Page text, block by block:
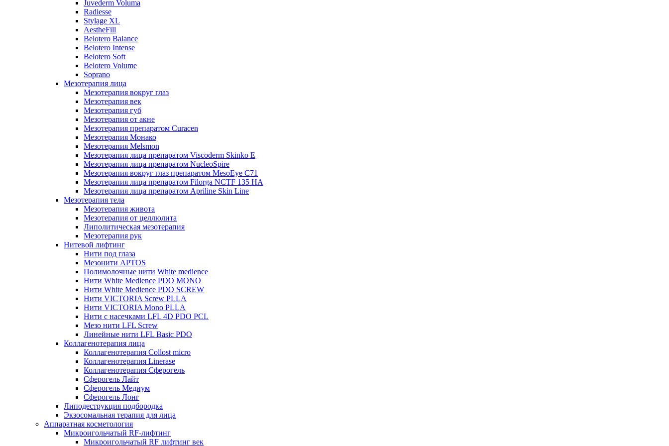
Juvederm Voluma
Radiesse
Stylage XL
AestheFill
Belotero Balance
Belotero Intense
Belotero Soft
Belotero Volume
Soprano
Мезотерапия лица
Мезотерапия вокруг глаз
Мезотерапия век
Мезотерапия губ
Мезотерапия от акне
Мезотерапия препаратом Curacen
Мезотерапия Монако
Мезотерапия Melsmon
Мезотерапия лица препаратом Viscoderm Skinko E
Мезотерапия лица препаратом NucleoSpire
Мезотерапия вокруг глаз препаратом MesoEye С71
Мезотерапия лица препаратом Filorga NCTF 135 HA
Мезотерапия лица препаратом Apriline Skin Line
Мезотерапия тела
Мезотерапия живота
Мезотерапия от целлюлита
Липолитическая мезотерапия
Мезотерапия рук
Нитевой лифтинг
Нити под глаза
Мезонити APTOS
Полимолочные нити White medience
Нити White Medience PDO MONO
Нити White Medience PDO SCREW
Нити VICTORIA Screw PLLA
Нити VICTORIA Mono PLLA
Нити с насечками LFL 4D PDO PCL
Мезо нити LFL Screw
Линейные нити LFL Basic PDO
Коллагенотерапия лица
Коллагенотерапия Collost micro
Коллагенотерапия Linerase
Коллагенотерапия Сферогель
Сферогель Лайт
Сферогель Медиум
Сферогель Лонг
Липодеструкция подбородка
Экзосомальная терапия для лица
Аппаратная косметология
Микроигольчатый RF-лифтинг
Микроигольчатый RF лифтинг век